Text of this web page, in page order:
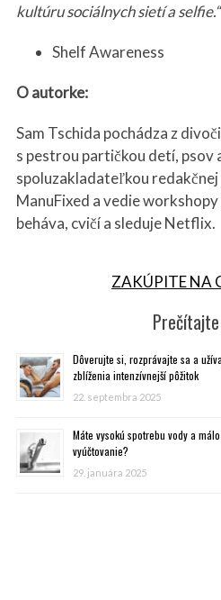
kultúru sociálnych sietí a selfie.“
Shelf Awareness
O autorke:
Sam Tschida pochádza z
s pestrou partičkou detí, psov
spoluzakladateľkou
ManuFixed a vedie
beháva, cvičí a sleduje Netflix.
ZAKÚPITE NA
Dôverujte si, rozprávajte sa a
zblíženia intenzívnejší pôžitok
22. septembra 2025
Máte vysokú spotrebu vody a
vyúčtovanie?
29. januára 2025